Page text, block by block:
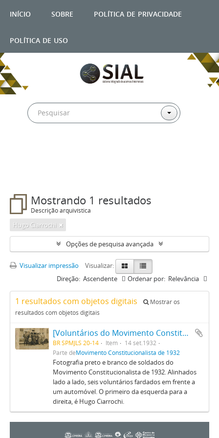
início sobre
política de privacidade
política de uso
Mostrando 1 resultados
Descrição arquivística
Hugo Ciarrochi
Opções de pesquisa avançada
Visualizar impressão
Visualizar:
Ordenar por: Relevância
Direção: Ascendente
1 resultados com objetos digitais
Mostrar os
resultados com objetos digitais
[Voluntários do Movimento Constitucionalista de 1932]
BR SPMJLS 20-14 Item
14 set.1932
Parte deMovimento Constitucionalista de 1932
Fotografia preto e branco de soldados do
Movimento Constitucionalista de 1932. Alinhados
lado a lado, seis voluntários fardados em frente a
um automóvel. O primeiro da esquerda para a
direita, é Hugo Ciarrochi.